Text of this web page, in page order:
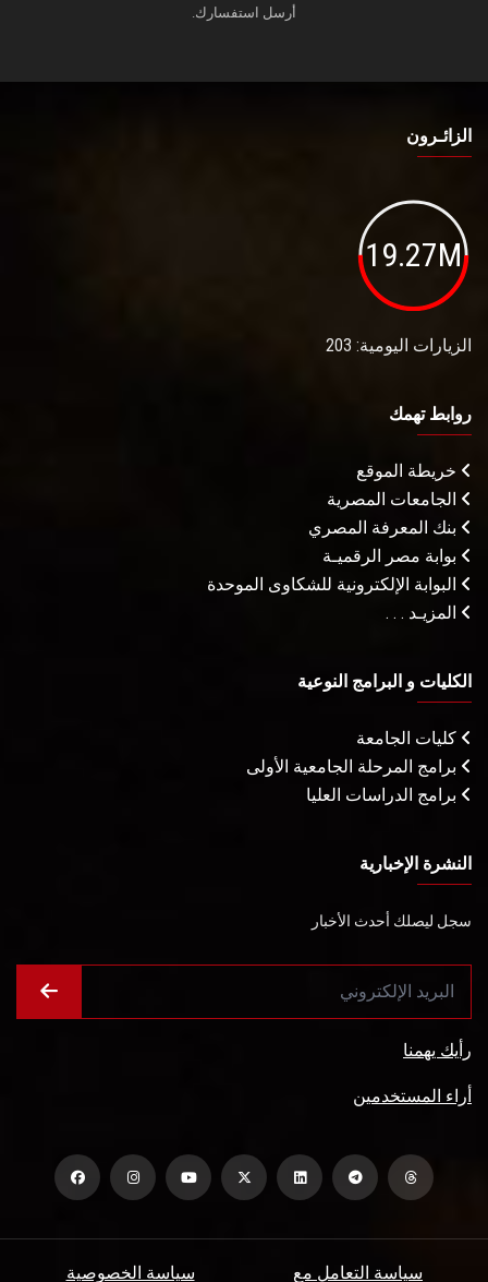
أرسل استفسارك.
الزائـرون
19.27M
الزيارات اليومية: 203
روابط تهمك
خريطة الموقع
الجامعات المصرية
بنك المعرفة المصري
بوابة مصر الرقميـة
البوابة الإلكترونية للشكاوى الموحدة
المزيـد . . .
الكليات و البرامج النوعية
كليات الجامعة
برامج المرحلة الجامعية الأولى
برامج الدراسات العليا
النشرة الإخبارية
سجل ليصلك أحدث الأخبار
رأيك يهمنا
أراء المستخدمين
سياسة الخصوصية سياسة التعامل مع